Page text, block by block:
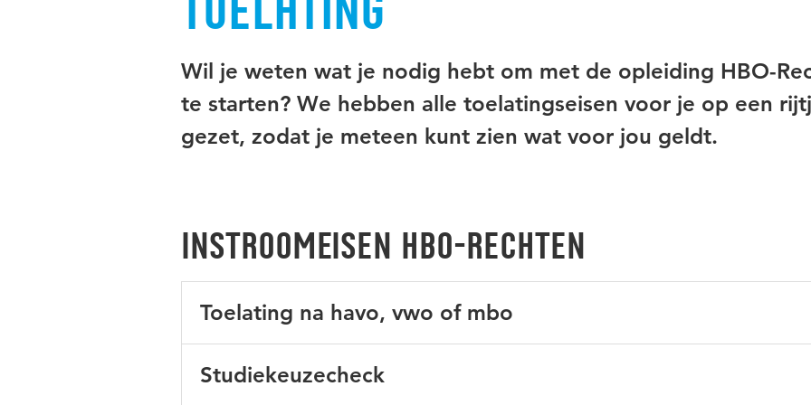
Wil je weten wat je nodig hebt om met de opleiding HBO-
te starten? We hebben alle toelatingseisen voor je op een
gezet, zodat je meteen kunt zien wat voor jou geldt.
Instroomeisen HBO-Rechten
Toelating na havo, vwo of mbo
Studiekeuzecheck